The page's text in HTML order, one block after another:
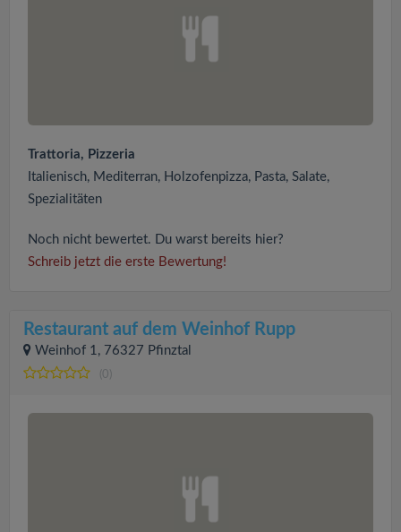
Trattoria, Pizzeria
Italienisch, Mediterran, Holzofenpizza, Pasta, Salate,
Spezialitäten
Noch nicht bewertet. Du warst bereits hier?
Schreib jetzt die erste Bewertung!
Restaurant auf dem Weinhof Rupp
Weinhof 1, 76327 Pfinztal
(0)